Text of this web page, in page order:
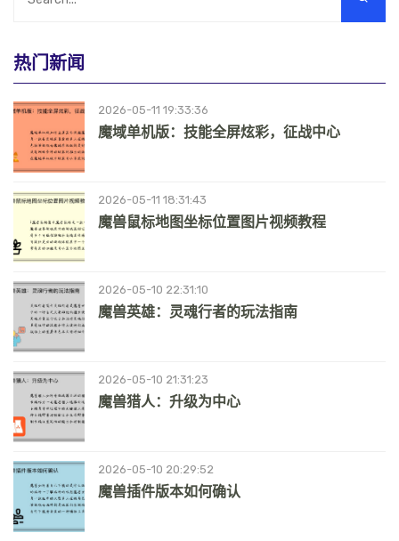
热门新闻
2026-05-11 19:33:36
魔域单机版：技能全屏炫彩，征战中心
2026-05-11 18:31:43
魔兽鼠标地图坐标位置图片视频教程
2026-05-10 22:31:10
魔兽英雄：灵魂行者的玩法指南
2026-05-10 21:31:23
魔兽猎人：升级为中心
2026-05-10 20:29:52
魔兽插件版本如何确认